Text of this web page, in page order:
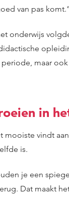
van pas
onderwijs
maar
in
mooiste vindt
is.
je een
Dat maakt